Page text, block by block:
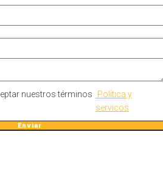
nuestros términos
Política y
servicos
Enviar